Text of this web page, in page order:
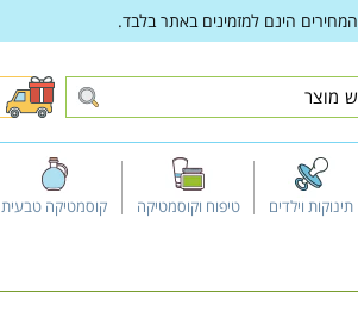
המחירים הינם למזמינים באתר בלבד.
תינוקות וילדים טיפוח וקוסמטיקה קוסמטיקה טבעית